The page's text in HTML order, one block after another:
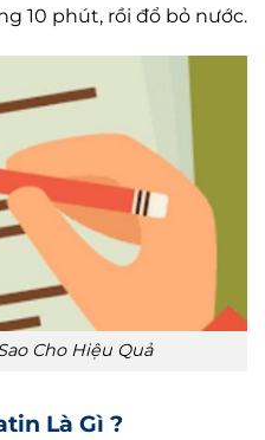
10 phút, rồi đổ bỏ nước.
Cho Hiệu Quả
Là Gì ?